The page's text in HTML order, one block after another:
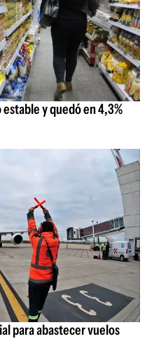
y quedó en 4,3%
para abastecer vuelos